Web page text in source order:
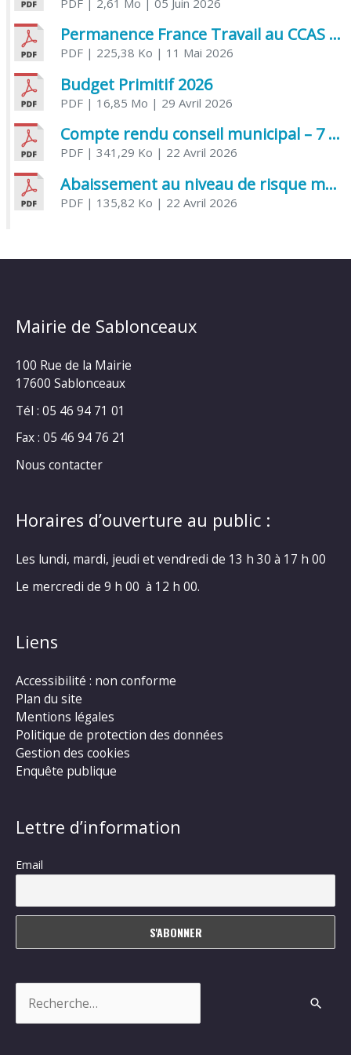
Permanence France Travail au CCAS de Saujon Juin 2026
PDF| 225,38 Ko | 11 Mai 2026
Budget Primitif 2026
PDF| 16,85 Mo | 29 Avril 2026
Compte rendu conseil municipal – 7 avril 2026
PDF| 341,29 Ko | 22 Avril 2026
Abaissement au niveau de risque modéré de l’Influenza aviaire
PDF| 135,82 Ko | 22 Avril 2026
Mairie de Sablonceaux
100 Rue de la Mairie
17600 Sablonceaux
Tél : 05 46 94 71 01
Fax : 05 46 94 76 21
Nous contacter
Horaires d’ouverture au public :
Les lundi, mardi, jeudi et vendredi de 13 h 30 à 17 h 00
Le mercredi de 9 h 00 à 12 h 00.
Liens
Accessibilité : non conforme
Plan du site
Mentions légales
Politique de protection des données
Gestion des cookies
Enquête publique
Lettre d’information
Email